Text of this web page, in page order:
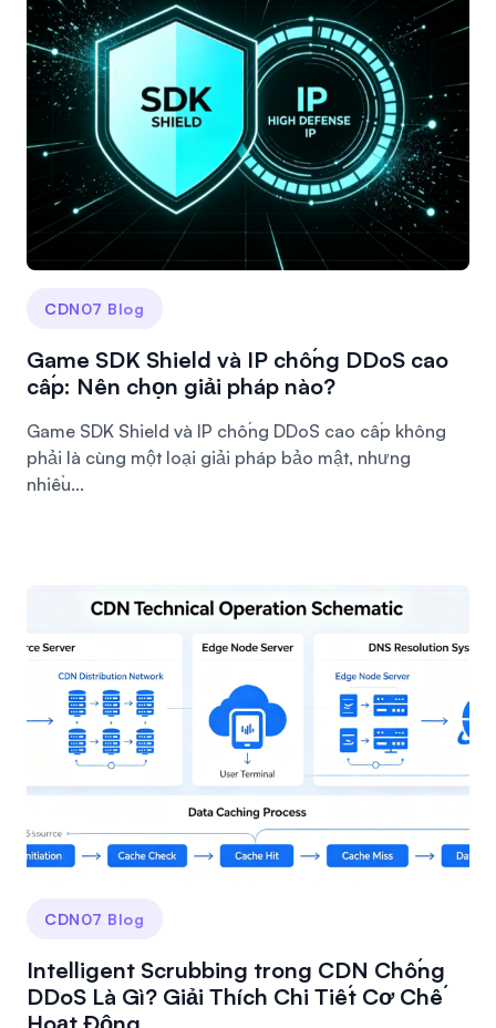
CDN07 Blog
Game SDK Shield và IP chống DDoS cao
cấp: Nên chọn giải pháp nào?
Game SDK Shield và IP chống DDoS cao cấp không
phải là cùng một loại giải pháp bảo mật, nhưng
nhiều...
CDN07 Blog
Intelligent Scrubbing trong CDN Chống
DDoS Là Gì? Giải Thích Chi Tiết Cơ Chế